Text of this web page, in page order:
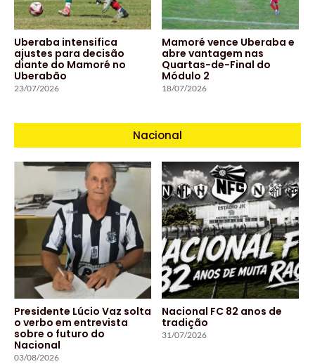
Uberaba intensifica
ajustes para decisão
diante do Mamoré no
Uberabão
23/07/2026
Mamoré vence Uberaba e
abre vantagem nas
Quartas-de-Final do
Módulo 2
18/07/2026
Nacional
Presidente Lúcio Vaz solta
o verbo em entrevista
sobre o futuro do
Nacional
03/08/2026
Nacional FC 82 anos de
tradição
31/07/2026